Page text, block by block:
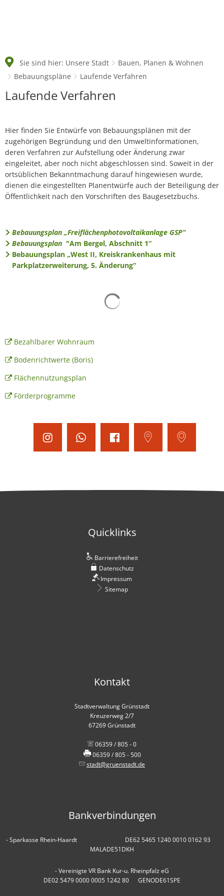
Sie sind hier: Unsere Stadt
Bauen, Planen & Wohnen
Bebauungspläne
Laufende Verfahren
Laufende
Laufende Verfahren
Hier finden Sie Entwürfe von Bebauungsplänen mit der
zugehörigen Begründung und den Umweltinformationen,
deren Verfahren zur Aufstellung oder Änderung zwar
eingeleitet, aber noch nicht abgeschlossen sind. Soweit in der
ortsüblichen Bekanntmachung darauf hingewiesen wurde,
dienen die eingestellten Planentwürfe auch der Beteiligung der
Öffentlichkeit nach den Vorschriften des Baugesetzbuchs.
Bebauungsplan „Freiflächenphotovoltaikanlage GSP“
Bebauungsplan "Am Bergel, Abschnitt 1“
Bebauungsplan „West II, Kreiskrankenhaus mit
Parkplatzerweiterung, 5. Änderung“
Bezahlbarer Wohnraum
Bodenrichtwerte (Boris)
Flächennutzungsplan
Förderprogramme
Quicklinks
Barrierefreiheit
Datenschutz
Impressum
Sitemap
Kontakt
Stadtverwaltung Grünstadt
Kreuzerweg 2/7
67269 Grünstadt
06359 / 805 - 0
06359 / 805 - 500
stadt@gruenstadt.de
Bankverbindungen
- Sparkasse Rhein-Haardt DE62 5465 1240 0010 0162 93
MALADE51DKH
- Vereinigte VR Bank Kur-u. Rheinpfalz eG
DE02 5479 0000 0005 1242 80 GENODE61SPE